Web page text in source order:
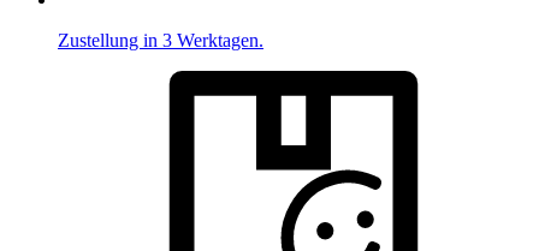
Zustellung in 3 Werktagen.